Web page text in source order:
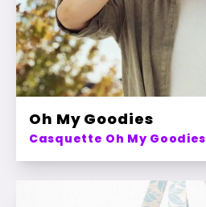
Oh My Goodies
Casquette Oh My Goodies